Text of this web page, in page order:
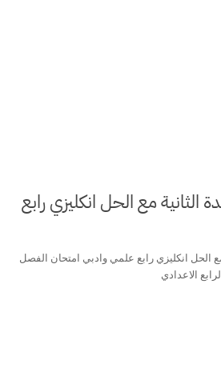
الثانية مع الحل انكليزي رابع
مع الحل انكليزي رابع علمي وادبي امتحان الفصل
الاعدادي